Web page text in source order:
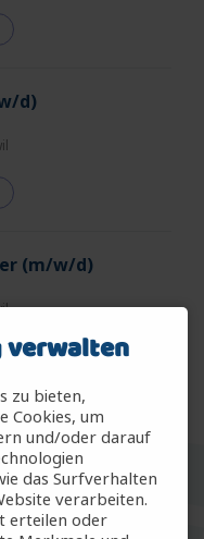
d)
(m/w/d)
(m/w/d)
verwalten
zu bieten,
Cookies, um
und/oder darauf
das Surfverhalten
verarbeiten.
erteilen oder